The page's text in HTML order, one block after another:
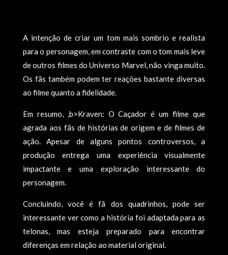
A intenção de criar um tom mais sombrio e realista
para o personagem, em contraste com o tom mais leve
de outros filmes do Universo Marvel, não vinga muito.
Os fãs também podem ter reações bastante diversas
ao filme quanto a fidelidade.
Em resumo, ,b>Kraven: O Caçador é um filme que
agrada aos fãs de histórias de origem e de filmes de
ação. Apesar de alguns pontos controversos, a
produção entrega uma experiência visualmente
impactante e uma exploração interessante do
personagem.
Concluindo, você é fã dos quadrinhos, pode ser
interessante ver como a história foi adaptada para as
telonas, mas esteja preparado para encontrar
diferenças em relação ao material original.